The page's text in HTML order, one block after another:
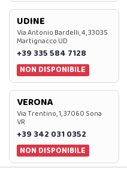
UDINE
Via Antonio Bardelli, 4, 33035
Martignacco UD
+39 335 584 7128
NON DISPONIBILE
VERONA
Via Trentino, 1, 37060 Sona
VR
+39 342 031 0352
NON DISPONIBILE